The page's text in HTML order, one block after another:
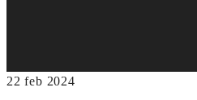
22 feb 2024